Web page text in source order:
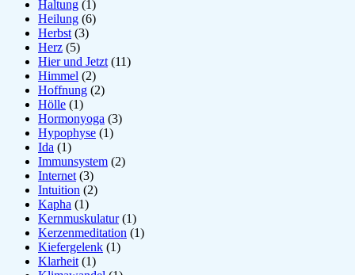
Haltung (1)
Heilung (6)
Herbst (3)
Herz (5)
Hier und Jetzt (11)
Himmel (2)
Hoffnung (2)
Hölle (1)
Hormonyoga (3)
Hypophyse (1)
Ida (1)
Immunsystem (2)
Internet (3)
Intuition (2)
Kapha (1)
Kernmuskulatur(1)
Kerzenmeditation (1)
Kiefergelenk (1)
Klarheit (1)